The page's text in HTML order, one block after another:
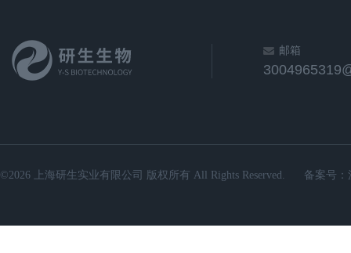
邮箱
©2026 上海研生实业有限公司 版权所有 All Rights Reserved. 备案号：